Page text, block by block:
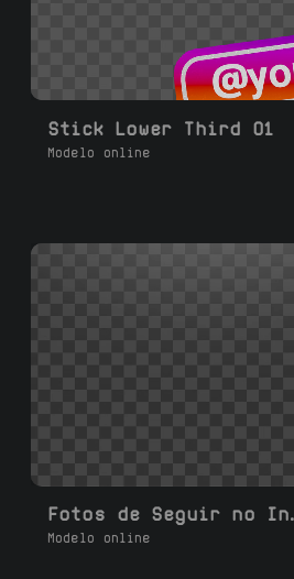
Stick Lower Third 01
Modelo online
Fotos
Modelo online